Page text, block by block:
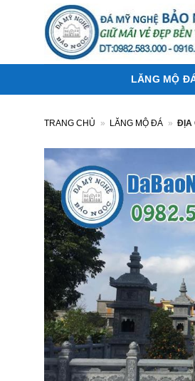
dung
LĂNG MỘ
TRANG CHỦ » LĂNG MỘ ĐÁ » ĐỊA